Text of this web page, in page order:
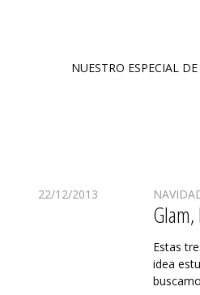
NUESTRO ESPECIAL
22/12/2013
Glam,
Estas
idea